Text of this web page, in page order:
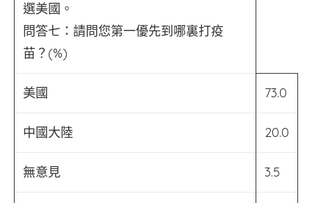
選美國。
問答七：請問您第一優先到哪裏打疫
苗？(%)
美國 73.0
中國大陸 20.0
無意見 3.5